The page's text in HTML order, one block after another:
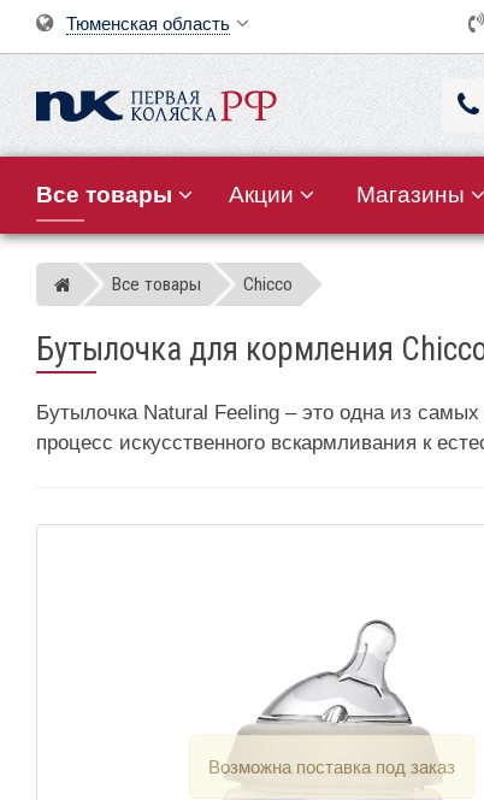
Тюменская область
Все товары Акции Магазины
Магазин детских колясок
Все товары Chicco
Бутылочка для кормления
Бутылочка Natural Feeling – это одна из
процесс искусственного вскармливания к